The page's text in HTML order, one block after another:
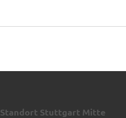
Standort Stuttgart Mitte